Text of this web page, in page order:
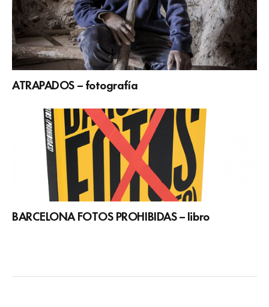
ATRAPADOS – fotografía
BARCELONA FOTOS PROHIBIDAS – libro